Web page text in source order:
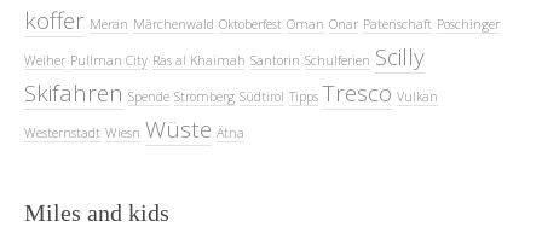
koffer Meran Märchenwald Oktoberfest Oman Onar Patenschaft Poschinger
Weiher Pullman City Ras al Khaimah Santorin Schulferien Scilly
Skifahren Spende Stromberg Südtirol Tipps Tresco Vulkan
Westernstadt Wiesn Wüste Ätna
Miles and kids